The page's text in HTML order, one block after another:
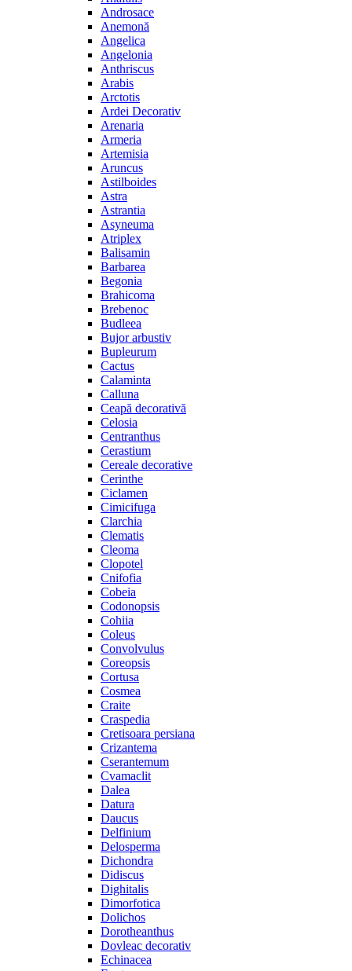
Androsace
Anemonă
Angelica
Angelonia
Anthriscus
Arabis
Arctotis
Ardei Decorativ
Arenaria
Armeria
Artemisia
Aruncus
Astilboides
Astra
Astrantia
Asyneuma
Atriplex
Balisamin
Barbarea
Begonia
Brahicoma
Brebenoc
Budleea
Bujor arbustiv
Bupleurum
Cactus
Calaminta
Calluna
Ceapă decorativă
Celosia
Centranthus
Cerastium
Cereale decorative
Cerinthe
Ciclamen
Cimicifuga
Clarchia
Clematis
Cleoma
Clopotel
Cnifofia
Cobeia
Codonopsis
Cohiia
Coleus
Convolvulus
Coreopsis
Cortusa
Cosmea
Craite
Craspedia
Cretisoara persiana
Crizantema
Cserantemum
Cvamaclit
Dalea
Datura
Daucus
Delfinium
Delosperma
Dichondra
Didiscus
Dighitalis
Dimorfotica
Dolichos
Dorotheanthus
Dovleac decorativ
Echinacea